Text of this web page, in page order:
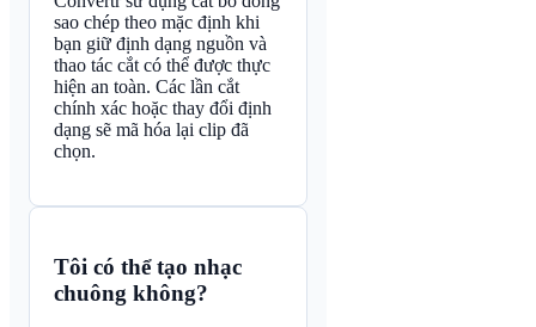
sao chép theo mặc định khi
bạn giữ định dạng nguồn và
thao tác cắt có thể được thực
hiện an toàn. Các lần cắt
chính xác hoặc thay đổi định
dạng sẽ mã hóa lại clip đã
chọn.
Tôi có thể tạo nhạc
chuông không?